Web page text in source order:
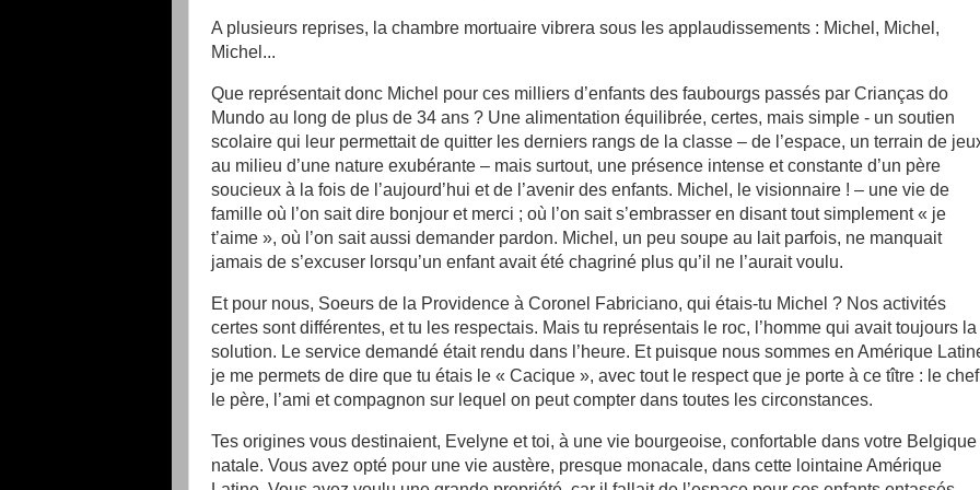
A plusieurs reprises, la chambre mortuaire vibrera sous les applaudissements : Michel, Michel,
Michel...
Que représentait donc Michel pour ces milliers d’enfants des faubourgs passés par Crianças do
Mundo au long de plus de 34 ans ? Une alimentation équilibrée, certes, mais simple - un soutien
scolaire qui leur permettait de quitter les derniers rangs de la classe – de l’espace, un terrain de
au milieu d’une nature exubérante – mais surtout, une présence intense et constante d’un père
soucieux à la fois de l’aujourd’hui et de l’avenir des enfants. Michel, le visionnaire ! – une vie de
famille où l’on sait dire bonjour et merci ; où l’on sait s’embrasser en disant tout simplement « je
t’aime », où l’on sait aussi demander pardon. Michel, un peu soupe au lait parfois, ne manquait
jamais de s’excuser lorsqu’un enfant avait été chagriné plus qu’il ne l’aurait voulu.
Et pour nous, Soeurs de la Providence à Coronel Fabriciano, qui étais-tu Michel ? Nos activités
certes sont différentes, et tu les respectais. Mais tu représentais le roc, l’homme qui avait toujours la
solution. Le service demandé était rendu dans l’heure. Et puisque nous sommes en Amérique
je me permets de dire que tu étais le « Cacique », avec tout le respect que je porte à ce tître : le
le père, l’ami et compagnon sur lequel on peut compter dans toutes les circonstances.
Tes origines vous destinaient, Evelyne et toi, à une vie bourgeoise, confortable dans votre Belgique
natale. Vous avez opté pour une vie austère, presque monacale, dans cette lointaine Amérique